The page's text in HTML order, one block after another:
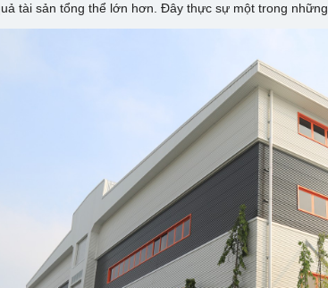
tài sản tổng thể lớn hơn. Đây thực sự một trong